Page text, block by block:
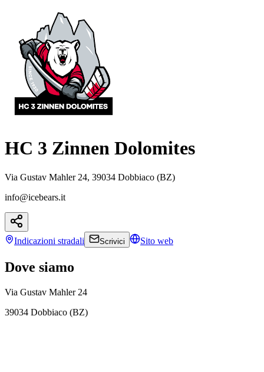
HC 3 Zinnen Dolomites
Via Gustav Mahler 24, 39034 Dobbiaco (BZ)
info@icebears.it
Indicazioni stradali Scrivici Sito web
Dove siamo
Via Gustav Mahler 24
39034 Dobbiaco (BZ)